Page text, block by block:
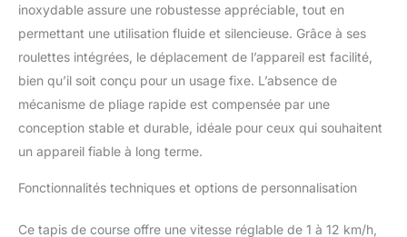
de vitesse à accès
rapide, vous basculerez
sans effort entre 1 et 6
km/h, mettant ainsi la
puissance nécessaire
pour affiner votre
entraînement au bout de
tapis de course Mobvoi
inoxydable assure une robustesse appréciable, tout en
permettant une utilisation fluide et silencieuse. Grâce à ses
roulettes intégrées, le déplacement de l’appareil est facilité,
bien qu’il soit conçu pour un usage fixe. L’absence de
mécanisme de pliage rapide est compensée par une
conception stable et durable, idéale pour ceux qui souhaitent
un appareil fiable à long terme.
Fonctionnalités techniques et options de personnalisation
Ce tapis de course offre une vitesse réglable de 1 à 12 km/h,